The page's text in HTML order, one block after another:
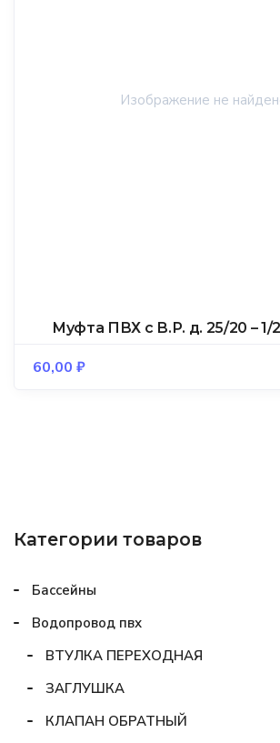
Муфта ПВХ с В.Р. д. 25/20 – 1/
60,00 ₽
Категории товаров
Бассейны
Водопровод пвх
ВТУЛКА ПЕРЕХОДНАЯ
ЗАГЛУШКА
КЛАПАН ОБРАТНЫЙ